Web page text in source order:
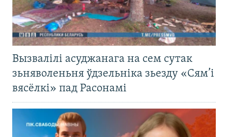
Вызвалілі асуджанага на сем сутак
зьняволеньня ўдзельніка зьезду «Сям’і
вясёлкі» пад Расонамі